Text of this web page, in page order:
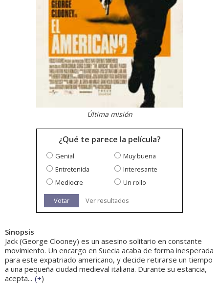
Última misión
¿Qué te parece la película?
Genial
Muy buena
Entretenida
Interesante
Mediocre
Un rollo
Votar Ver resultados
Sinopsis
Jack (George Clooney) es un asesino solitario en constante
movimiento. Un encargo en Suecia acaba de forma inesperada
para este expatriado americano, y decide retirarse un tiempo
a una pequeña ciudad medieval italiana. Durante su estancia,
acepta... (+)